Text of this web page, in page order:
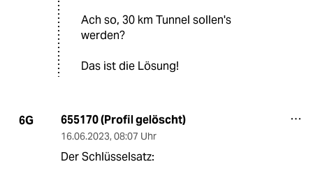
Ach so, 30 km Tunnel sollen's
werden?
Das ist die Lösung!
6G 655170 (Profil gelöscht)
16.06.2023, 08:07 Uhr
Der Schlüsselsatz: